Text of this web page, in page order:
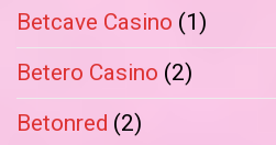
Betcave Casino (1)
Betero Casino (2)
Betonred (2)